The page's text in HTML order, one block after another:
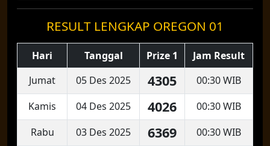
RESULT LENGKAP OREGON 01
Hari Tanggal Prize 1
Jam Result
Jumat
05 Des 2025 4305
00:30 WIB
Kamis
04 Des 2025 4026
00:30 WIB
Rabu
03 Des 2025 6369
00:30 WIB